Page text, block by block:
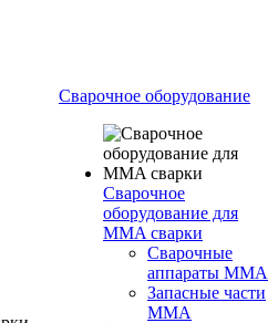
Сварочное оборудование
Сварочное
оборудование для
MMA сварки
Сварочные
аппараты MMA
Запасные части
MMA